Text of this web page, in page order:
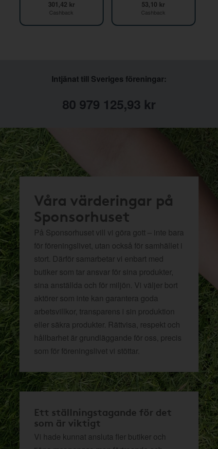
301,42 kr
Cashback
53,10 kr
Cashback
Intjänat till Sveriges föreningar:
80 979 125,93 kr
Våra värderingar på
Sponsorhuset
På Sponsorhuset vill vi göra gott – inte bara
för föreningslivet, utan också för samhället i
stort. Därför samarbetar vi enbart med
butiker som tar ansvar för sina produkter,
sina anställda och för miljön. Vi väljer bort
aktörer som inte kan garantera goda
arbetsvillkor, transparens i sin produktion
eller säkra produkter. Rättvisa, respekt och
hållbarhet är grundläggande för oss, precis
som för föreningslivet vi stöttar.
Ett ställningstagande för det
som är viktigt
Vi hade kunnat ansluta fler butiker och